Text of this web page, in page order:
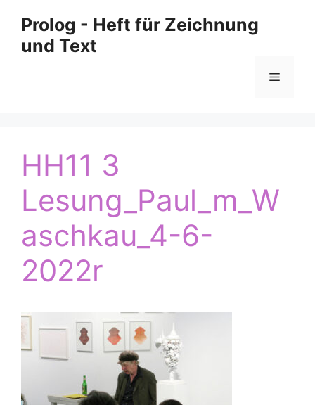
Inhalt
springen
Prolog - Heft für Zeichnung
und Text
Menü
HH11 3
Lesung_Paul_m_W
aschkau_4-6-
2022r